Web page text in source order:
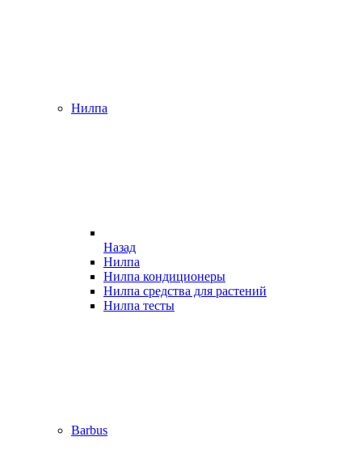
Нилпа
Назад
Нилпа
Нилпа кондиционеры
Нилпа средства для растений
Нилпа тесты
Barbus